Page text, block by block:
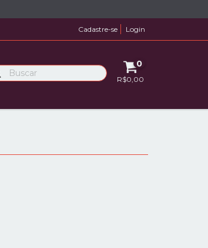
Cadastre-se Login
0
R$0,00